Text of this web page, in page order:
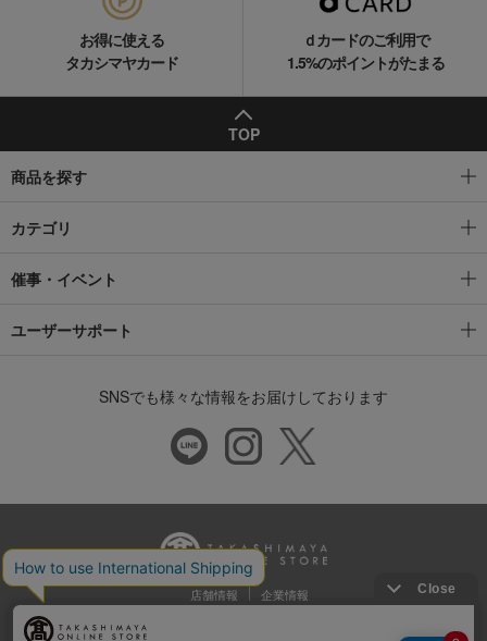
お得に使える
タカシマヤカード
ｄカードのご利用で
1.5%のポイントがたまる
TOP
商品を探す
カテゴリ
催事・イベント
ユーザーサポート
SNSでも様々な情報をお届けしております
店舗情報 企業情報